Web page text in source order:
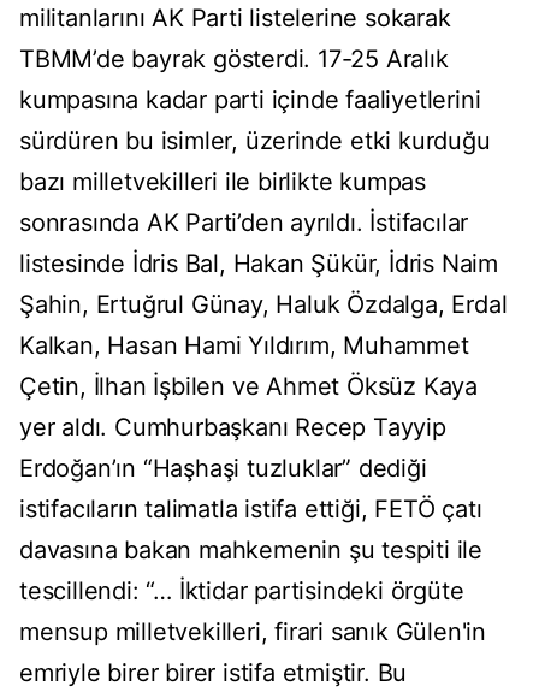
militanlarını AK Parti listelerine sokarak
TBMM’de bayrak gösterdi. 17-25 Aralık
kumpasına kadar parti içinde faaliyetlerini
sürdüren bu isimler, üzerinde etki kurduğu
bazı milletvekilleri ile birlikte kumpas
sonrasında AK Parti’den ayrıldı. İstifacılar
listesinde İdris Bal, Hakan Şükür, İdris Naim
Şahin, Ertuğrul Günay, Haluk Özdalga, Erdal
Kalkan, Hasan Hami Yıldırım, Muhammet
Çetin, İlhan İşbilen ve Ahmet Öksüz Kaya
yer aldı. Cumhurbaşkanı Recep Tayyip
Erdoğan’ın “Haşhaşi tuzluklar” dediği
istifacıların talimatla istifa ettiği, FETÖ çatı
davasına bakan mahkemenin şu tespiti ile
tescillendi: “… İktidar partisindeki örgüte
mensup milletvekilleri, firari sanık Gülen'in
emriyle birer birer istifa etmiştir. Bu